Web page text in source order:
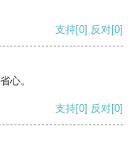
支持[0] 反对[0]
心。
支持[0] 反对[0]